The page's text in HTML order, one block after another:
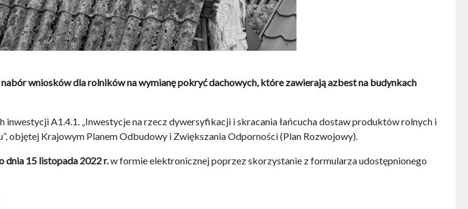
wniosków dla rolników na wymianę pokryć dachowych, które zawierają azbest na budynkach
A1.4.1. „Inwestycje na rzecz dywersyfikacji i skracania łańcucha dostaw produktów rolnych i
objętej Krajowym Planem Odbudowy i Zwiększania Odporności (Plan Rozwojowy).
dnia 15 listopada 2022 r.w formie elektronicznej poprzez skorzystanie z formularza udostępnionego